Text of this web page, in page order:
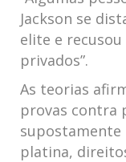
Jackson se
elite e
privados”.
As teorias
provas contra
platina,